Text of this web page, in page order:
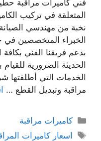
فني كاميرات مراقبة
المتعلقة في تركيب
نخبة من مهندسي
الخبراء المتخصصين في
بدعم فريقنا الفني
الحديثة الضرورية
الخدمات التي أطلقتها
مراقبة وتبديل القطع …
كاميرات مراقبة
اسعار كاميرات